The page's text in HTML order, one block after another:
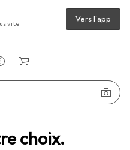
choix.
vite Vers l'app